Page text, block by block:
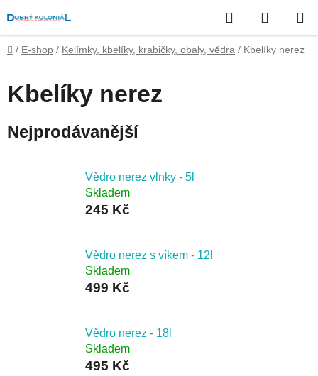
na
obsah
Hledat
KOŠÍK
Domů
/ E-shop / Kelímky, kbelíky, krabičky, obaly, vědra / Kbelíky nerez
Kbelíky nerez
Nejprodávanější
Vědro nerez vlnky - 5l
Skladem
245 Kč
Vědro nerez s víkem - 12l
Skladem
499 Kč
Vědro nerez - 18l
Skladem
495 Kč